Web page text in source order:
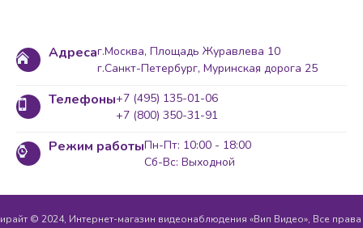
Адресаг.Москва, Площадь Журавлева 10
г.Санкт-Петербург, Муринская дорога 25
Телефоны+7 (495) 135-01-06
+7 (800) 350-31-91
Режим работыПн-Пт: 10:00 - 18:00
Сб-Вс: Выходной
© 2024, Интернет-магазин видеонаблюдения «Вип Видео», Все